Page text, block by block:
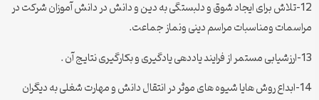
12-تلاش برای ایجاد شوق و دلبستگی به دین و دانش در دانش آموزان شرکت در
مراسمات ومناسبات مراسم دینی ونماز جماعت.
13-ارزشیابی مستمر از فرایند یاددهی یادگیری و بکارگیری نتایج آن .
14-ابداع روش هایا شیوه های موثر در انتقال دانش و مهارت شغلی به دیگران